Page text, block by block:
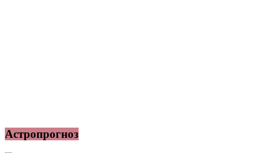
Астропрогноз